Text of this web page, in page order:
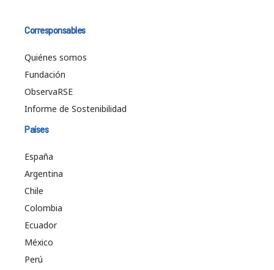
Corresponsables
Quiénes somos
Fundación
ObservaRSE
Informe de Sostenibilidad
Países
España
Argentina
Chile
Colombia
Ecuador
México
Perú